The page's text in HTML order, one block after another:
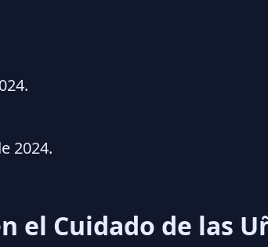
2024.
el Cuidado de las